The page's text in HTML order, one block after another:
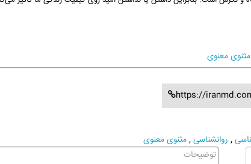
معنوی
https://
, روانشناسی,مثنوی معنوی